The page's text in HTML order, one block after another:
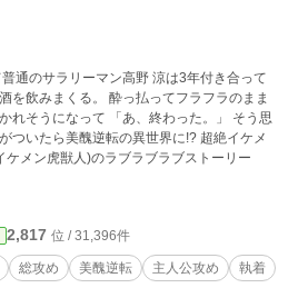
通のサラリーマン高野 涼は3年付き合って
を飲みまくる。 酔っ払ってフラフラのまま
あ、終わった。」 そう思
ら美醜逆転の異世界に!? 超絶イケメ
メン虎獣人)のラブラブラブストーリー
2,817 位 / 31,396件
総攻め 美醜逆転 主人公攻め
執着